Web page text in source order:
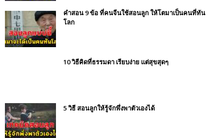
คำสอน 9 ข้อ ที่คนจีนใช้สอนลูก ให้โตมาเป็นคนที่ทัน
โลก
10 วิธีคิดที่ธรรมดา เรียบง่าย แต่สุขสุดๆ
5 วิธี สอนลูกให้รู้จักพึ่งพาตัวเองได้